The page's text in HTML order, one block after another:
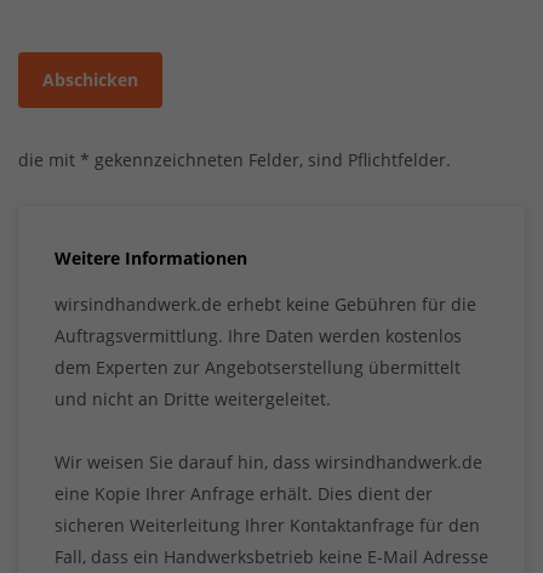
Abschicken
die mit * gekennzeichneten Felder, sind Pflichtfelder.
Weitere Informationen
wirsindhandwerk.de erhebt keine Gebühren für die
Auftragsvermittlung. Ihre Daten werden kostenlos
dem Experten zur Angebotserstellung übermittelt
und nicht an Dritte weitergeleitet.
Wir weisen Sie darauf hin, dass wirsindhandwerk.de
eine Kopie Ihrer Anfrage erhält. Dies dient der
sicheren Weiterleitung Ihrer Kontaktanfrage für den
Fall, dass ein Handwerksbetrieb keine E-Mail Adresse